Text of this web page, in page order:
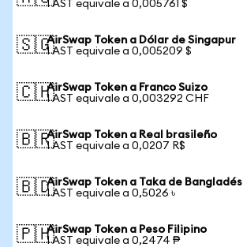
1 AST equivale a 0,005761 $
🇸🇬AirSwap Token a Dólar de Singapur
1 AST equivale a 0,005209 $
🇨🇭AirSwap Token a Franco Suizo
1 AST equivale a 0,003292 CHF
🇧🇷AirSwap Token a Real brasileño
1 AST equivale a 0,0207 R$
🇧🇩AirSwap Token a Taka de Bangladés
1 AST equivale a 0,5026 ৳
🇵🇭AirSwap Token a Peso Filipino
1 AST equivale a 0,2474 ₱